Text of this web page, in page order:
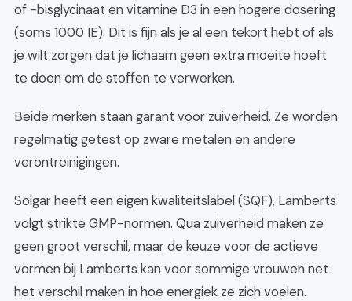
of -bisglycinaat en vitamine D3 in een hogere dosering
(soms 1000 IE). Dit is fijn als je al een tekort hebt of als
je wilt zorgen dat je lichaam geen extra moeite hoeft
te doen om de stoffen te verwerken.
Beide merken staan garant voor zuiverheid. Ze worden
regelmatig getest op zware metalen en andere
verontreinigingen.
Solgar heeft een eigen kwaliteitslabel (SQF), Lamberts
volgt strikte GMP-normen. Qua zuiverheid maken ze
geen groot verschil, maar de keuze voor de actieve
vormen bij Lamberts kan voor sommige vrouwen net
het verschil maken in hoe energiek ze zich voelen.